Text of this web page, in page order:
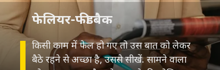
किसी काम में फेल हो गए तो उस बात को लेकर
बैठे रहने से अच्छा है, उससे सीखें. सामने वाला